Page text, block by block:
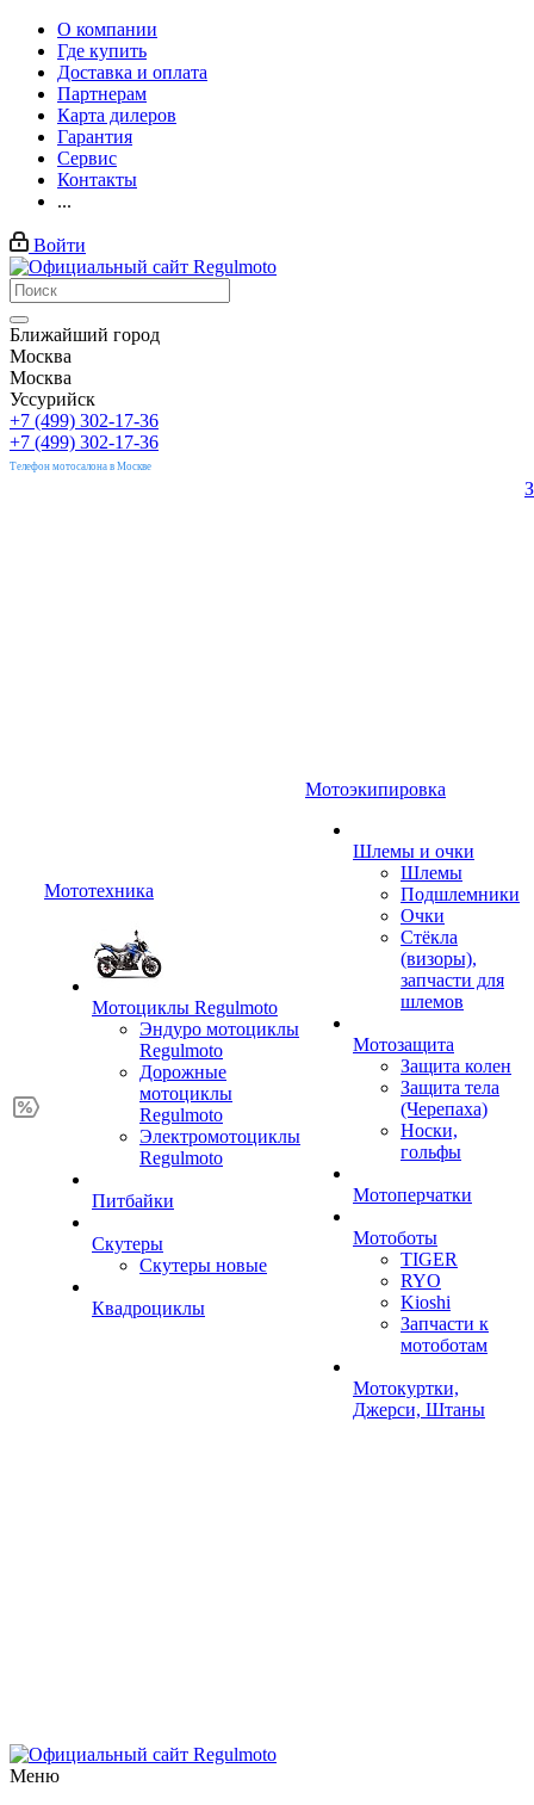
О компании
Где купить
Доставка и оплата
Партнерам
Карта дилеров
Гарантия
Сервис
Контакты
...
Войти
Ближайший город
Москва
Москва
Уссурийск
+7 (499) 302-17-36
+7 (499) 302-17-36
Телефон мотосалона в Москве
Мототехника
Мотоциклы Regulmoto
Эндуро мотоциклы
Regulmoto
Дорожные
мотоциклы
Regulmoto
Электромотоциклы
Regulmoto
Питбайки
Скутеры
Скутеры новые
Квадроциклы
Мотоэкипировка
Шлемы и очки
Шлемы
Подшлемники
Очки
Стёкла
(визоры),
запчасти для
шлемов
Мотозащита
Защита колен
Защита тела
(Черепаха)
Носки,
гольфы
Мотоперчатки
Мотоботы
TIGER
RYO
Kioshi
Запчасти к
мотоботам
Мотокуртки,
Джерси, Штаны
Меню